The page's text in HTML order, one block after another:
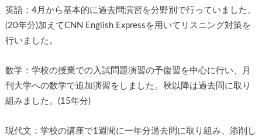
英語：4月から基本的に過去問演習を分野別で行っていました。
(20年分)加えてCNN English Expressを用いてリスニング対策を
行いました。
数学：学校の授業での入試問題演習の予復習を中心に行い、月
刊大学への数学で追加演習をしました。秋以降は過去問に取り
組みました。(15年分)
現代文：学校の講座で1週間に一年分過去問に取り組み、添削し